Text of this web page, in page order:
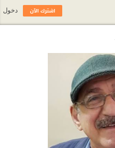
اشترك الآن دخول